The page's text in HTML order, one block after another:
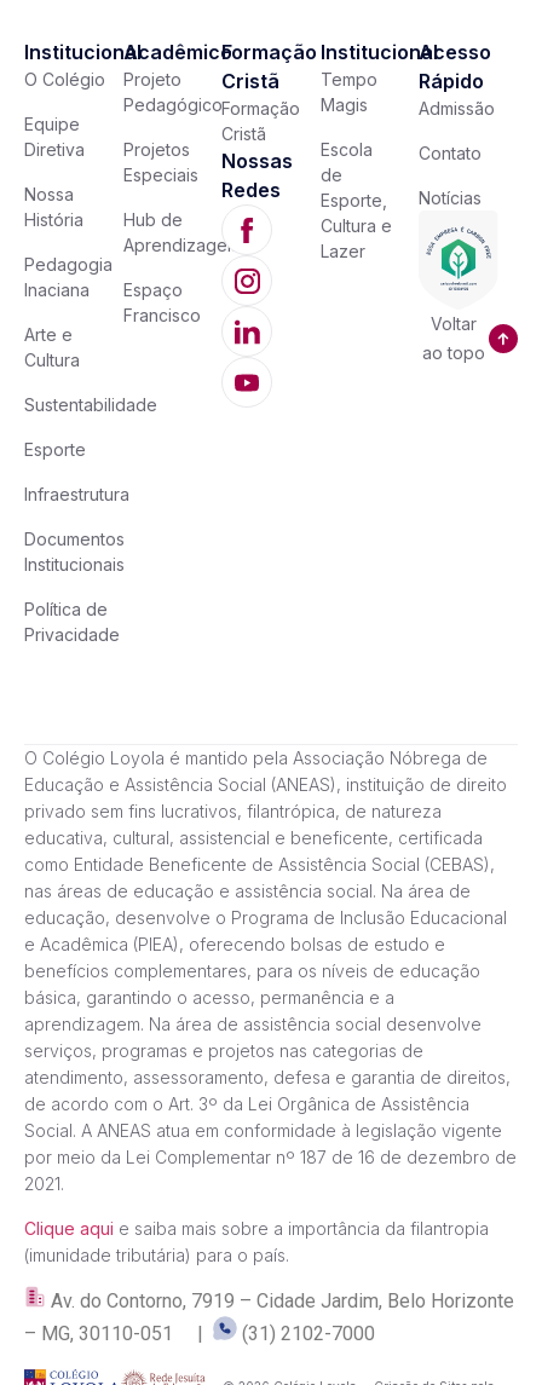
Institucional
O Colégio
Equipe
Diretiva
Nossa
História
Pedagogia
Inaciana
Arte e
Cultura
Sustentabilidade
Esporte
Infraestrutura
Documentos
Institucionais
Política de
Privacidade
Acadêmico
Projeto
Pedagógico
Projetos
Especiais
Hub de
Aprendizagem
Espaço
Francisco
Formação
Cristã
Formação
Cristã
Nossas
Redes
Institucional
Tempo
Magis
Escola
de
Esporte,
Cultura e
Lazer
Acesso
Rápido
Admissão
Contato
Notícias
Voltar
ao topo
O Colégio Loyola é mantido pela Associação Nóbrega de
Educação e Assistência Social (ANEAS), instituição de direito
privado sem fins lucrativos, filantrópica, de natureza
educativa, cultural, assistencial e beneficente, certificada
como Entidade Beneficente de Assistência Social (CEBAS),
nas áreas de educação e assistência social. Na área de
educação, desenvolve o Programa de Inclusão Educacional
e Acadêmica (PIEA), oferecendo bolsas de estudo e
benefícios complementares, para os níveis de educação
básica, garantindo o acesso, permanência e a
aprendizagem. Na área de assistência social desenvolve
serviços, programas e projetos nas categorias de
atendimento, assessoramento, defesa e garantia de direitos,
de acordo com o Art. 3º da Lei Orgânica de Assistência
Social. A ANEAS atua em conformidade à legislação vigente
por meio da Lei Complementar nº 187 de 16 de dezembro de
2021.
Clique aqui e saiba mais sobre a importância da filantropia
(imunidade tributária) para o país.
Av. do Contorno, 7919 – Cidade Jardim, Belo Horizonte
– MG, 30110-051 |
(31) 2102-7000